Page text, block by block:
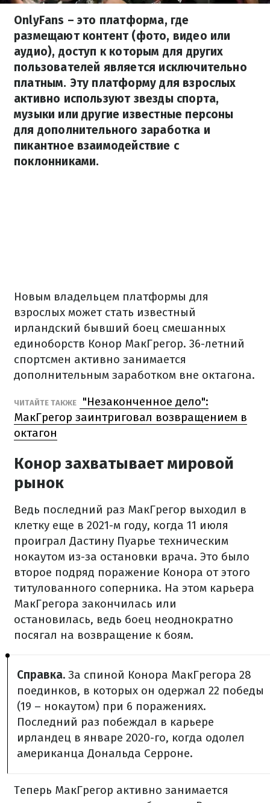
OnlyFans – это платформа, где
размещают контент (фото, видео или
аудио), доступ к которым для других
пользователей является исключительно
платным. Эту платформу для взрослых
активно используют звезды спорта,
музыки или другие известные персоны
для дополнительного заработка и
пикантное взаимодействие с
поклонниками.
Новым владельцем платформы для
взрослых может стать известный
ирландский бывший боец смешанных
единоборств Конор МакГрегор. 36-летний
спортсмен активно занимается
дополнительным заработком вне октагона.
ЧИТАЙТЕ ТАКЖЕ
"Незаконченное дело":
МакГрегор заинтриговал возвращением в
октагон
Конор захватывает мировой
рынок
Ведь последний раз МакГрегор выходил в
клетку еще в 2021-м году, когда 11 июля
проиграл Дастину Пуарье техническим
нокаутом из-за остановки врача. Это было
второе подряд поражение Конора от этого
титулованного соперника. На этом карьера
МакГрегора закончилась или
остановилась, ведь боец неоднократно
посягал на возвращение к боям.
Справка. За спиной Конора МакГрегора 28
поединков, в которых он одержал 22 победы
(19 – нокаутом) при 6 поражениях.
Последний раз побеждал в карьере
ирландец в январе 2020-го, когда одолел
американца Дональда Серроне.
Теперь МакГрегор активно занимается